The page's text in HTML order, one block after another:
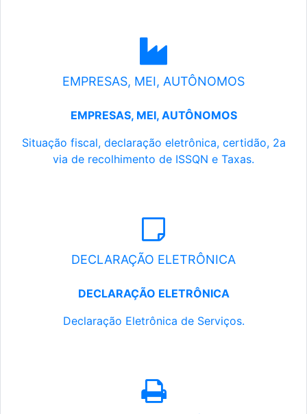
EMPRESAS, MEI, AUTÔNOMOS
EMPRESAS, MEI, AUTÔNOMOS
Situação fiscal, declaração eletrônica, certidão, 2a
via de recolhimento de ISSQN e Taxas.
DECLARAÇÃO ELETRÔNICA
DECLARAÇÃO ELETRÔNICA
Declaração Eletrônica de Serviços.